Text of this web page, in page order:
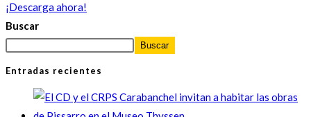
¡Descarga ahora!
Buscar
Buscar
Entradas recientes